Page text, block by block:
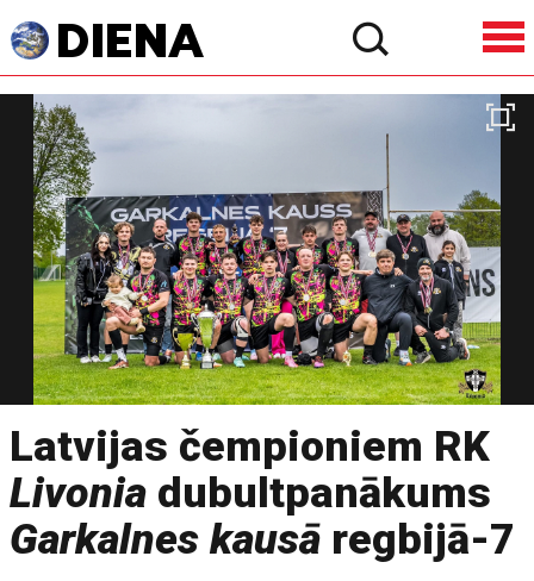
Latvijas čempioniem RK
Livonia dubultpanākums
Garkalnes kausā regbijā-7